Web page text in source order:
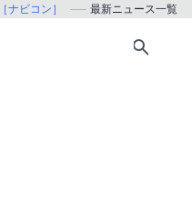
ナビコン］ 最新ニュース一覧